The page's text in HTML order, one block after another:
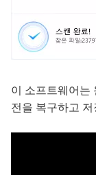
이 소프트웨어는
전을 복구하고